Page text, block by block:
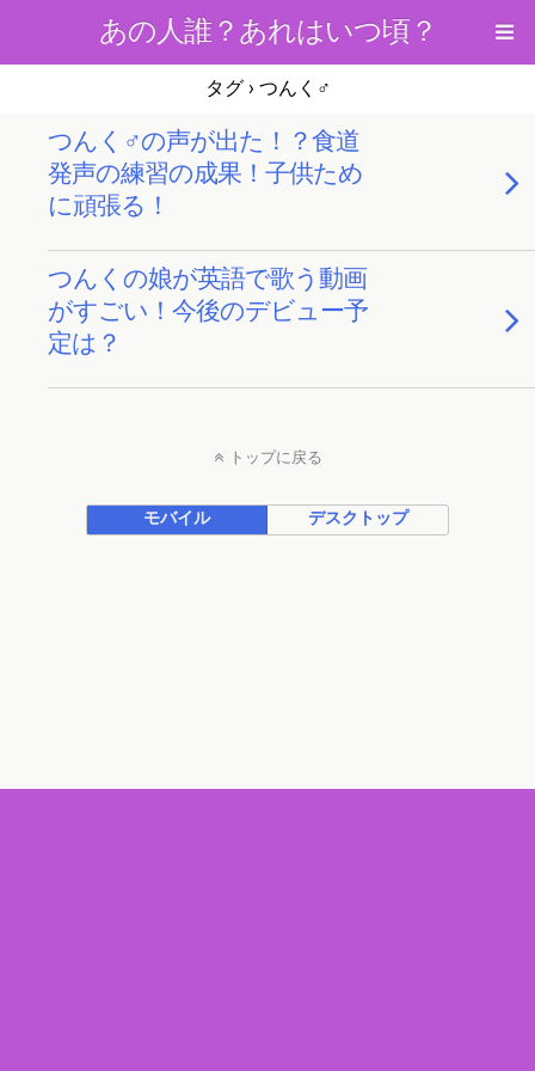
あの人誰？あれはいつ頃？
タグ › つんく♂
つんく♂の声が出た！？食道
発声の練習の成果！子供ため
に頑張る！
つんくの娘が英語で歌う動画
がすごい！今後のデビュー予
定は？
トップに戻る
モバイル デスクトップ